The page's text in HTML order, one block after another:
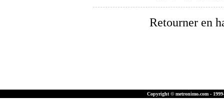
Retourner en
Copyright © metronimo.com -